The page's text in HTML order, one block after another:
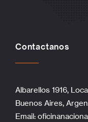
Contactanos
Albarellos 1916,
Buenos Aires,
Email: